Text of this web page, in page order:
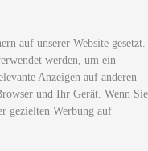
auf unserer Website gesetzt.
werden, um ein
Anzeigen auf anderen
und Ihr Gerät. Wenn Sie
gezielten Werbung auf